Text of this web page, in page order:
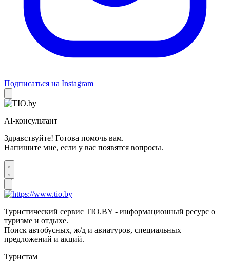
Подписаться на Instagram
AI-консультант
Здравствуйте! Готова помочь вам.
Напишите мне, если у вас появятся вопросы.
Туристический сервис TIO.BY - информационный ресурс о
туризме и отдыхе.
Поиск автобусных, ж/д и авиатуров, специальных
предложений и акций.
Туристам